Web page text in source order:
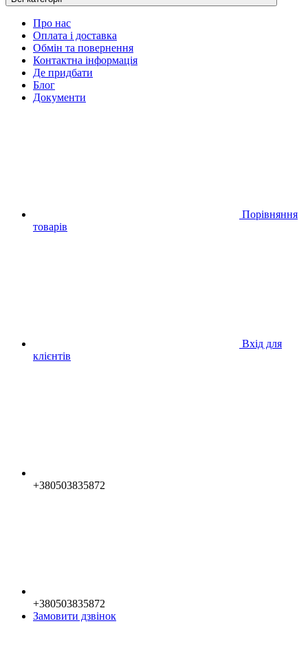
Про нас
Оплата і доставка
Обмін та повернення
Контактна інформація
Де придбати
Блог
Документи
Порівняння
товарів
Вхід для
клієнтів
+380503835872
+380503835872
Замовити дзвінок